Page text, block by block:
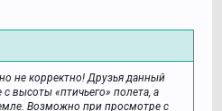
не корректно! Друзья данный
высоты «птичьего» полета, а
Возможно при просмотре с